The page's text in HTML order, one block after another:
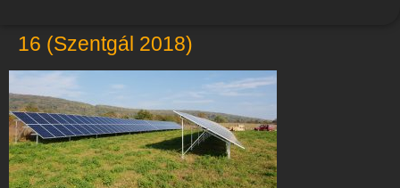
16 (Szentgál 2018)